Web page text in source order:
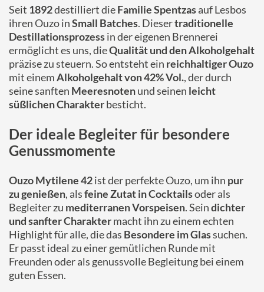
Seit 1892destilliert dieFamilie Spentzasauf Lesbos
ihren Ouzo inSmall Batches. Diesertraditionelle
Destillationsprozessin der eigenen Brennerei
ermöglicht es uns, dieQualität und den Alkoholgehalt
präzise zu steuern. So entsteht ein reichhaltiger Ouzo
mit einemAlkoholgehalt von 42% Vol., der durch
seine sanften Meeresnotenund seinen leicht
süßlichen Charakterbesticht.
Der ideale Begleiter für besondere
Genussmomente
Ouzo Mytilene 42ist der perfekte Ouzo, um ihn pur
zu genießen, alsfeine Zutat in Cocktailsoder als
Begleiter zu mediterranen Vorspeisen. Seindichter
und sanfter Charaktermacht ihn zu einem echten
Highlight für alle, die das Besondere im Glassuchen.
Er passt ideal zu einer gemütlichen Runde mit
Freunden oder als genussvolle Begleitung bei einem
guten Essen.